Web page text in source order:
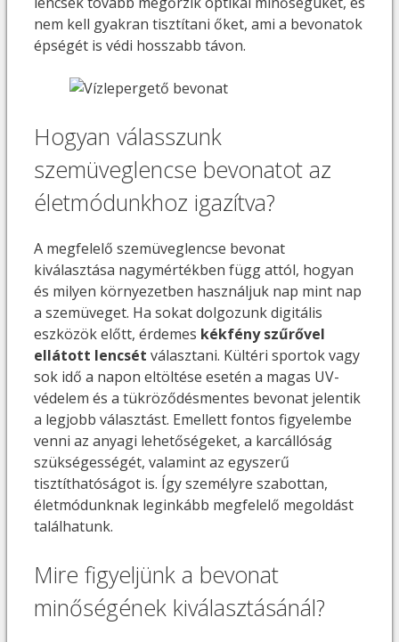
nem kell gyakran tisztítani őket, ami a bevonatok
épségét is védi hosszabb távon.
Hogyan válasszunk
szemüveglencse bevonatot az
életmódunkhoz igazítva?
A megfelelő szemüveglencse bevonat
kiválasztása nagymértékben függ attól, hogyan
és milyen környezetben használjuk nap mint nap
a szemüveget. Ha sokat dolgozunk digitális
eszközök előtt, érdemes kékfény szűrővel
ellátott lencsét választani. Kültéri sportok vagy
sok idő a napon eltöltése esetén a magas UV-
védelem és a tükröződésmentes bevonat jelentik
a legjobb választást. Emellett fontos figyelembe
venni az anyagi lehetőségeket, a karcállóság
szükségességét, valamint az egyszerű
tisztíthatóságot is. Így személyre szabottan,
életmódunknak leginkább megfelelő megoldást
találhatunk.
Mire figyeljünk a bevonat
minőségének kiválasztásánál?